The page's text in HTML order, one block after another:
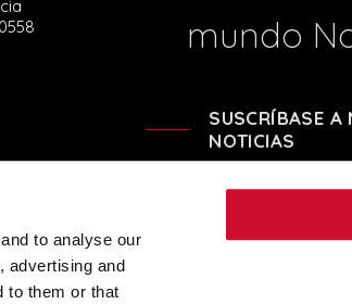
to analyse our
advertising and
to them or that
mundo
SUSCRÍBASE A
NOTICIAS
- REA BO-239674 - CAPITALE SOCIALE i.v. €